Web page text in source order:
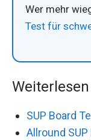
Wer mehr
Test für
SUP Board
Allround